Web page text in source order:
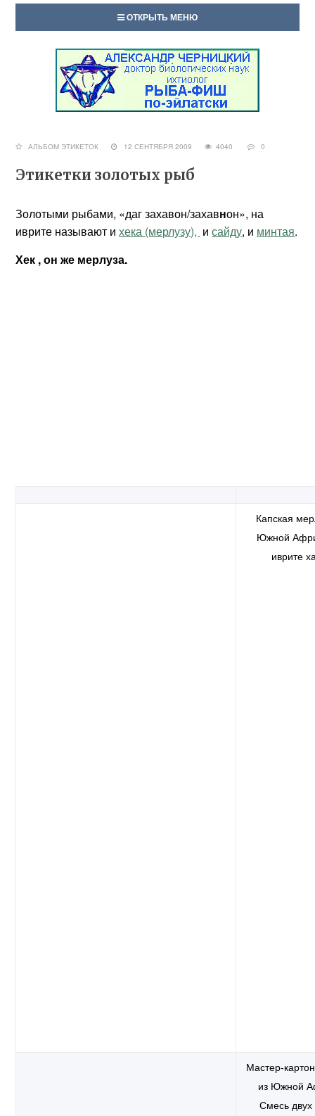
ОТКРЫТЬ МЕНЮ
АЛЬБОМ ЭТИКЕТОК 12 СЕНТЯБРЯ 2009 4040 0
Этикетки золотых рыб
Золотыми рыбами, «даг захавон/захавнон», на
иврите называют ихека (мерлузу), исайду, и минтая.
Хек , он же мерлуза.
Капская
Южной
иврите
Мастер-
из Южной
Смесь двух